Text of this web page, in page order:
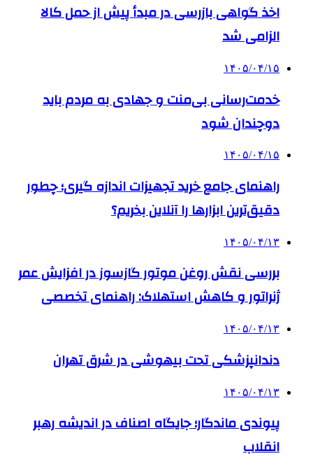
اخذ گواهی بازرسی در مبدأ پیش از حمل کالا
الزامی شد
۱۴۰۵/۰۴/۱۵
خدمت‌رسانی بی‌منت و جهادی به مردم باید
دوچندان شود
۱۴۰۵/۰۴/۱۵
راهنمای جامع خرید تجهیزات اندازه گیری؛ چطور
دقیق‌ترین ابزارها را آنلاین بخریم؟
۱۴۰۵/۰۴/۱۳
بررسی نقش روغن موتور گازسوز در افزایش عمر
ژنراتور و کاهش استهلاک: راهنمای تخصصی
۱۴۰۵/۰۴/۱۳
دندانپزشکی تحت بیهوشی در شرق تهران
۱۴۰۵/۰۴/۱۳
پیوندی ماندگار؛ جایگاه اصناف در اندیشه رهبر
انقلاب